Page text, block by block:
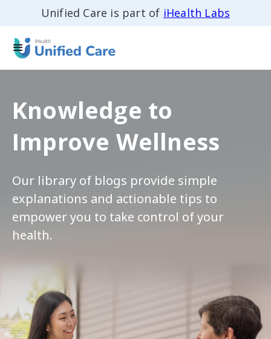
Unified Care is part of iHealth Labs
Knowledge to
Improve Wellness
Our library of blogs provide simple
explanations and actionable tips to
empower you to take control of your
health.